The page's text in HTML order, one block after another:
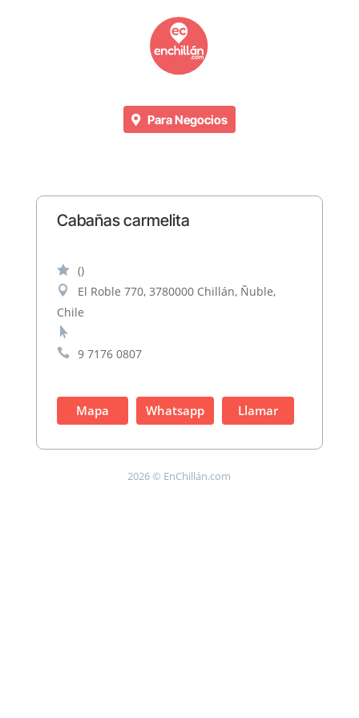
Para Negocios
Cabañas carmelita
 ()

El Roble 770, 3780000 Chillán, Ñuble,
Chile


9 7176 0807
Mapa Whatsapp Llamar
2026 © EnChillán.com